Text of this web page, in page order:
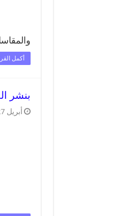
أكمل
بنشر المنقف 99009551 رقم بنشر
أبريل 27, 2020